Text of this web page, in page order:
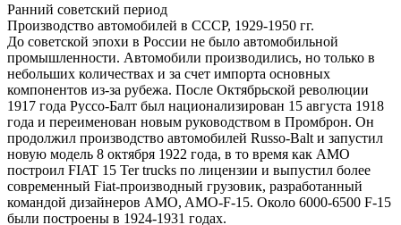
Ранний советский период
Производство автомобилей в СССР, 1929-1950 гг.
До советской эпохи в России не было автомобильной
промышленности. Автомобили производились, но только в
небольших количествах и за счет импорта основных
компонентов из-за рубежа. После Октябрьской революции
1917 года Руссо-Балт был национализирован 15 августа 1918
года и переименован новым руководством в Промброн. Он
продолжил производство автомобилей Russo-Balt и запустил
новую модель 8 октября 1922 года, в то время как AMO
построил FIAT 15 Ter trucks по лицензии и выпустил более
современный Fiat-производный грузовик, разработанный
командой дизайнеров AMO, AMO-F-15. Около 6000-6500 F-15
были построены в 1924-1931 годах.